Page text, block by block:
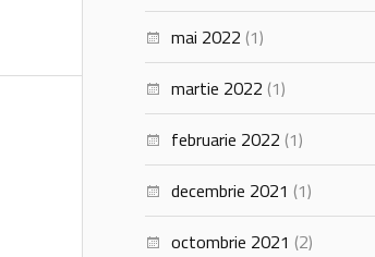
mai 2022 (1)
martie 2022 (1)
februarie 2022 (1)
decembrie 2021 (1)
octombrie 2021 (2)